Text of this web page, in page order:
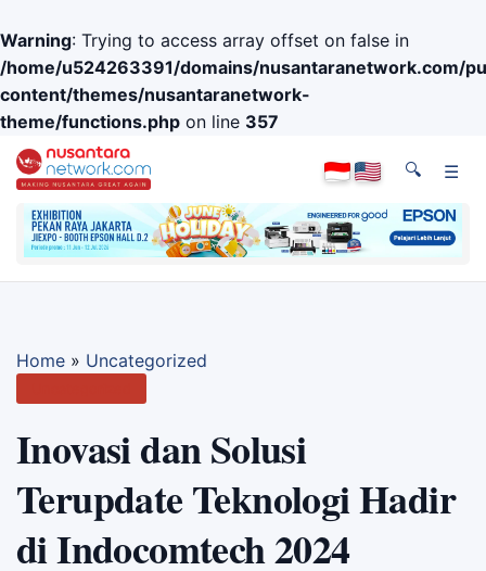
Warning: Trying to access array offset on false in
/home/u524263391/domains/nusantaranetwork.com/
content/themes/nusantaranetwork-
theme/functions.php on line 357
🔍 ☰
Home » Uncategorized
Inovasi dan Solusi
Terupdate Teknologi Hadir
di Indocomtech 2024